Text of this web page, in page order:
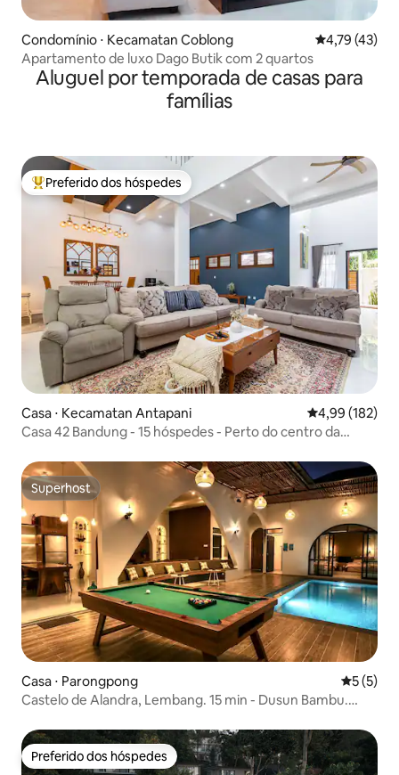
Condomínio ⋅ Kecamatan Coblong 4,79 de uma
4,79 (43)
Apartamento de luxo Dago Butik com 2 quartos
Aluguel por temporada de casas para
famílias
Entre os melhores preferidos dos hóspedes
Preferido dos hóspedes
Casa ⋅ Kecamatan Antapani 4,99 de uma
4,99 (182)
Casa 42 Bandung - 15 hóspedes - Perto do centro da
Superhost
Superhost
Casa ⋅ Parongpong 5 de
5 (5)
Castelo de Alandra, Lembang. 15 min - Dusun Bambu.
Preferido dos hóspedes
Preferido dos hóspedes